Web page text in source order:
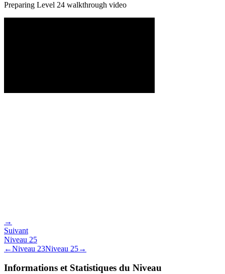
Preparing Level 24 walkthrough video
→
Suivant
Niveau 25
←Niveau 23Niveau 25→
Informations et Statistiques du Niveau